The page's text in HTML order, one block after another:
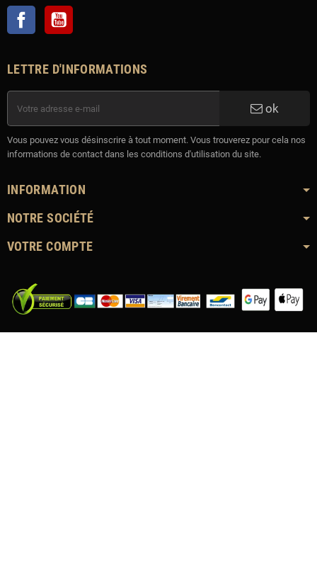
Facebook
LETTRE D'INFORMATIONS
ok
Vous pouvez vous désinscrire à tout moment. Vous trouverez pour cela nos
informations de contact dans les conditions d'utilisation du site.
INFORMATION
NOTRE SOCIÉTÉ
VOTRE COMPTE